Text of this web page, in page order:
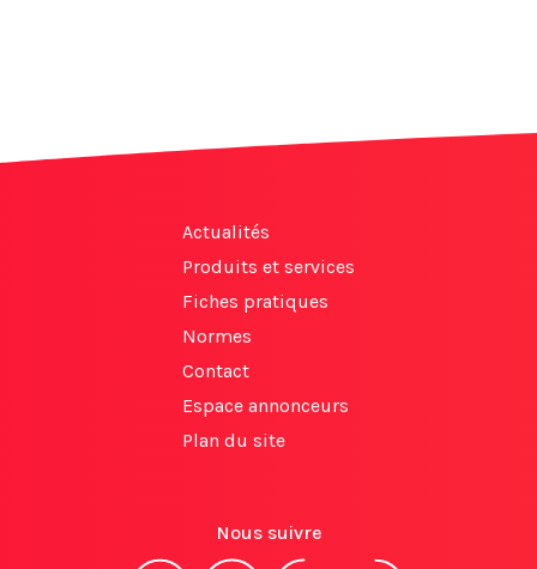
Actualités
Produits et services
Fiches pratiques
Normes
Contact
Espace annonceurs
Plan du site
Nous suivre